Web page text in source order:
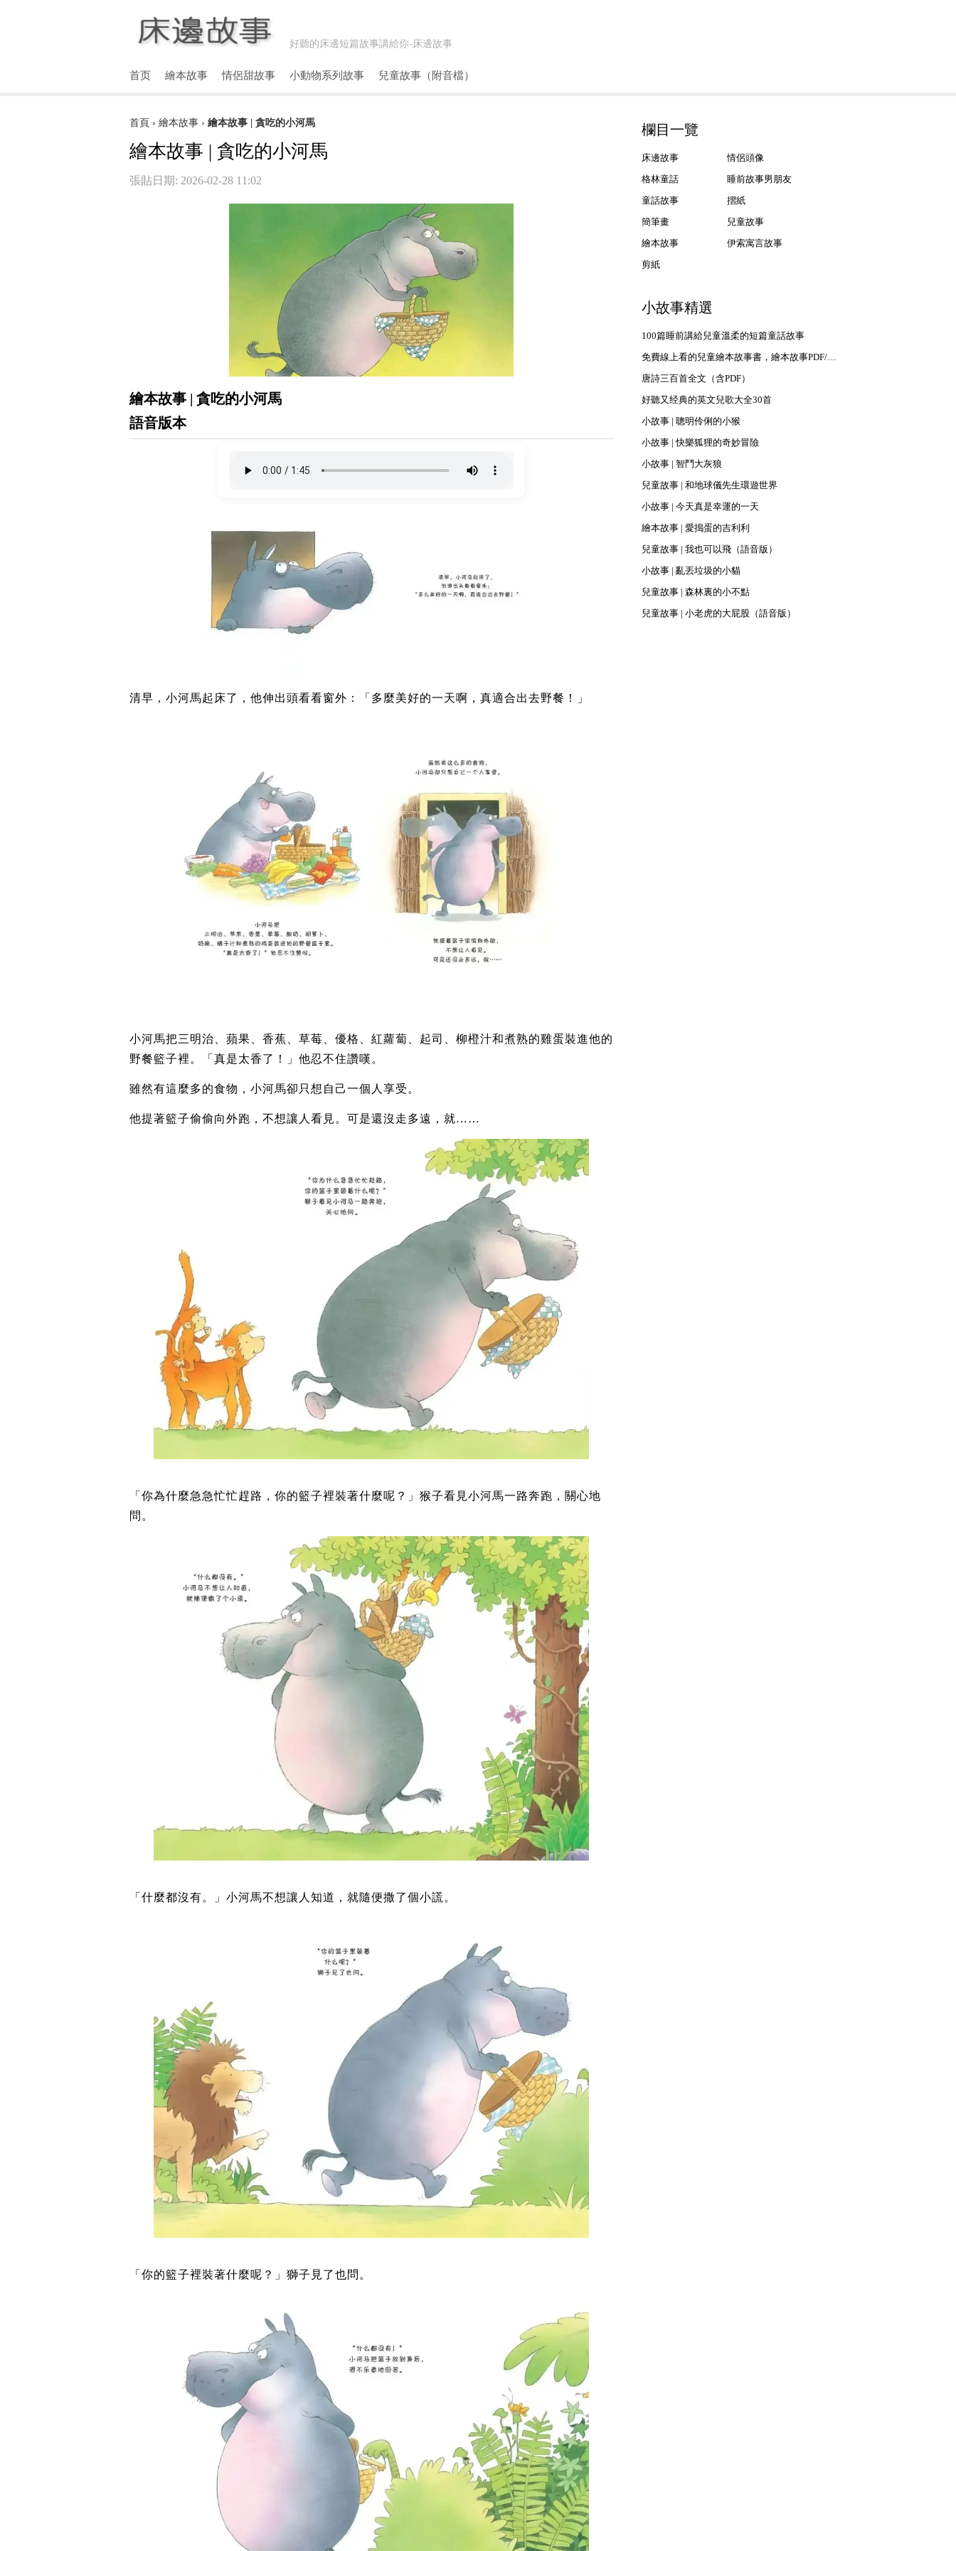
好聽的床邊短篇故事講給你-床邊故事
首页 繪本故事 情侶甜故事 小動物系列故事 兒童故事（附音檔）
首頁 › 繪本故事 › 繪本故事 | 貪吃的小河馬
繪本故事 | 貪吃的小河馬
張貼日期: 2026-02-28 11:02
繪本故事 | 貪吃的小河馬
語音版本
清早，小河馬起床了，他伸出頭看看窗外：「多麼美好的一天啊，真適合出去野餐！」
小河馬把三明治、蘋果、香蕉、草莓、優格、紅蘿蔔、起司、柳橙汁和煮熟的雞蛋裝進他的
野餐籃子裡。「真是太香了！」他忍不住讚嘆。
雖然有這麼多的食物，小河馬卻只想自己一個人享受。
他提著籃子偷偷向外跑，不想讓人看見。可是還沒走多遠，就……
「你為什麼急急忙忙趕路，你的籃子裡裝著什麼呢？」猴子看見小河馬一路奔跑，關心地
問。
「什麼都沒有。」小河馬不想讓人知道，就隨便撒了個小謊。
「你的籃子裡裝著什麼呢？」獅子見了也問。
欄目一覽
床邊故事
情侶頭像
格林童話
睡前故事男朋友
童話故事
摺紙
簡筆畫
兒童故事
繪本故事
伊索寓言故事
剪紙
小故事精選
100篇睡前講給兒童溫柔的短篇童話故事
免費線上看的兒童繪本故事書，繪本故事PDF/PPT下載
唐詩三百首全文（含PDF）
好聽又经典的英文兒歌大全30首
小故事 | 聰明伶俐的小猴
小故事 | 快樂狐狸的奇妙冒險
小故事 | 智鬥大灰狼
兒童故事 | 和地球儀先生環遊世界
小故事 | 今天真是幸運的一天
繪本故事 | 愛搗蛋的吉利利
兒童故事 | 我也可以飛（語音版）
小故事 | 亂丟垃圾的小貓
兒童故事 | 森林裏的小不點
兒童故事 | 小老虎的大屁股（語音版）